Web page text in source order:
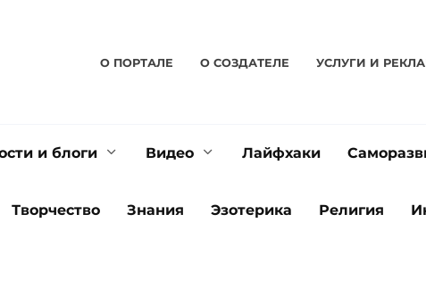
О ПОРТАЛЕ О CОЗДАТЕЛЕ УСЛУГИ И
и блоги Видео Лайфхаки
Творчество Знания Эзотерика Религия